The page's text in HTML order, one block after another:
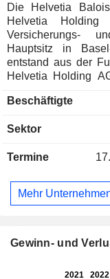
Die Helvetia
Helvetia
Versicherungs-
Hauptsitz in
entstand aus der
Helvetia Holding
Österreich, Italien
übernommene
Position als
Beschäftigte
Sektor
Termine
Mehr
Gewinn- und